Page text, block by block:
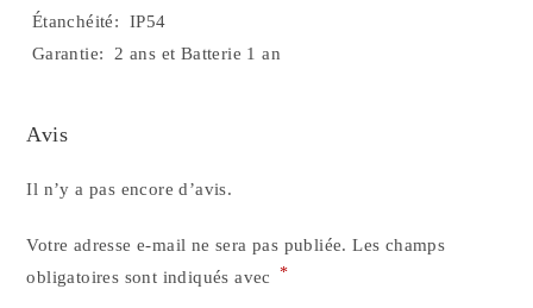
Étanchéité: IP54
Garantie: 2 ans et Batterie 1 an
Avis
Il n’y a pas encore d’avis.
Votre adresse e-mail ne sera pas publiée. Les champs
obligatoires sont indiqués avec
*